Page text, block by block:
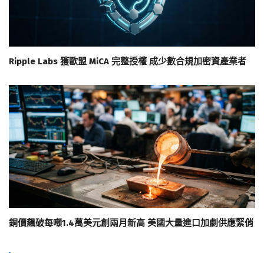
Ripple Labs 獲歐盟 MiCA 完整授權 成少數合規加密資產業者
銅價飆破每噸1.4萬美元創兩月新高 美國大量進口加劇供應緊俏